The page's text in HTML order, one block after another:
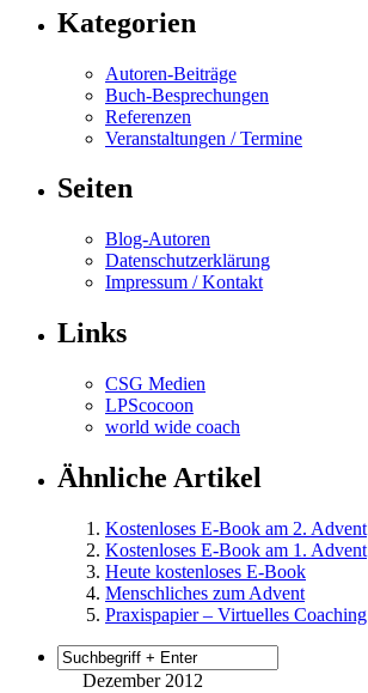
Kategorien
Autoren-Beiträge
Buch-Besprechungen
Referenzen
Veranstaltungen / Termine
Seiten
Blog-Autoren
Datenschutzerklärung
Impressum / Kontakt
Links
CSG Medien
LPScocoon
world wide coach
Ähnliche Artikel
Kostenloses E-Book am 2. Advent
Kostenloses E-Book am 1. Advent
Heute kostenloses E-Book
Menschliches zum Advent
Praxispapier – Virtuelles Coaching
Dezember 2012